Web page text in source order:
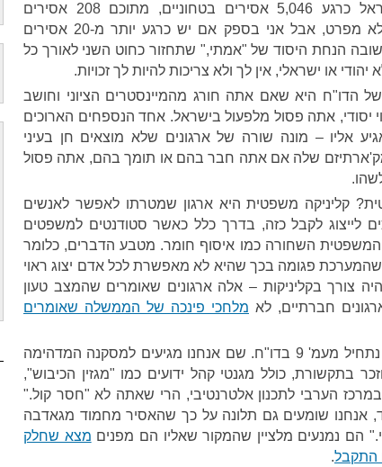
מהשב"ס, יש בישראל כרגע 5,046 אסירים בטחוניים, מתוכם 208 אסירים
ישראלים. השב"ס לא מפרט, אבל אני בספק אם יש כרגע יותר מ-20 אסירים
הנחת היסוד של "אמתי," שתחזור כחוט השני לאורך כל
או ישראלי, אין לך ולא צריכות להיות לך זכויות.
הדו"ח היא שאם אתה חורג מהמיינסטרים הציוני וחושב
יסודי, אתה פסול מלפעול בישראל. אחד הנספחים הארוכים
אליו – מונה שורה של ארגונים שלא מוצאים חן בעיני
שלה אם אתה חבר בהם או תומך בהם, אתה פסול
קליניקה משפטית היא ארגון שמטרתו לאפשר לאנשים
לייצוג לקבל כזה, בדרך כלל כאשר סטודנטים למשפטים
השחורה כמו איסוף חומר. מטבע הדברים, כלומר
פגומה בכך שהיא לא מאפשרת לכל אדם יצוג ראוי
צורך בקליניקות – אלה ארגונים שאומרים שהמצב טעון
חברתיים, לא מלחכי פינכה של הממשלה שאומרים
מה עושה "אמתי"? נתחיל מעמ' 9 בדו"ח. שם אנחנו מגיעים למסקנה המדהימה
בתקשורת, כולל מגנטי קהל ידועים כמו "מגזין הכיבוש",
הערבי לתכנון אלטרנטיבי, הרי שאתה לא "חסר קול."
אנחנו שומעים גם תלונה על כך שהאסיר מחמוד מגאדבה
הם נמנעים מלציין שהמקור שאליו הם מפנים מצא שחלק
התקבל.